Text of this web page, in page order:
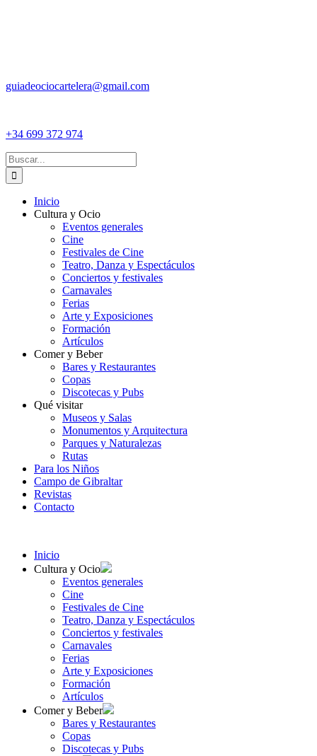
guiadeociocartelera@gmail.com
+34 699 372 974
Buscar:
Inicio
Cultura y Ocio
Eventos generales
Cine
Festivales de Cine
Teatro, Danza y Espectáculos
Conciertos y festivales
Carnavales
Ferias
Arte y Exposiciones
Formación
Artículos
Comer y Beber
Bares y Restaurantes
Copas
Discotecas y Pubs
Qué visitar
Museos y Salas
Monumentos y Arquitectura
Parques y Naturalezas
Rutas
Para los Niños
Campo de Gibraltar
Revistas
Contacto
Inicio
Cultura y Ocio
Eventos generales
Cine
Festivales de Cine
Teatro, Danza y Espectáculos
Conciertos y festivales
Carnavales
Ferias
Arte y Exposiciones
Formación
Artículos
Comer y Beber
Bares y Restaurantes
Copas
Discotecas y Pubs